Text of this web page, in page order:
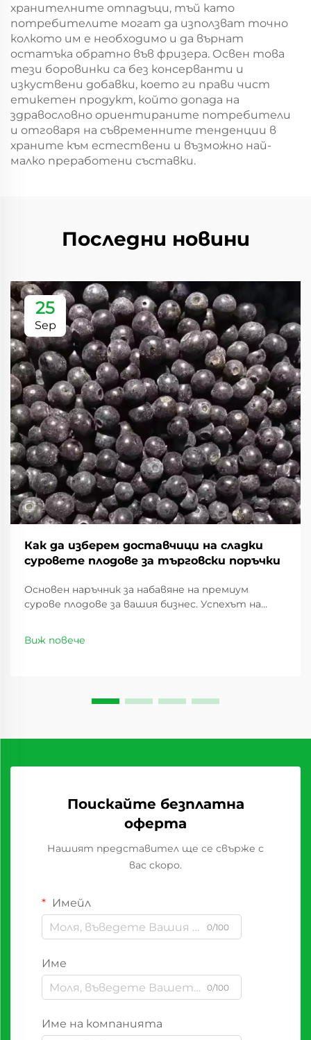
хранителните отпадъци, тъй като
потребителите могат да използват точно
колкото им е необходимо и да върнат
остатъка обратно във фризера. Освен това
тези боровинки са без консерванти и
изкуствени добавки, което ги прави чист
етикетен продукт, който допада на
здравословно ориентираните потребители
и отговаря на съвременните тенденции в
храните към естествени и възможно най-
малко преработени съставки.
Последни новини
25
Sep
Как да изберем доставчици на сладки
суровете плодове за търговски поръчки
Основен наръчник за набавяне на премиум
сурове плодове за вашия бизнес. Успехът на
партньорство с надеждни доставчици на
сурове плодове, които постоянно предлагат
Виж повече
Поискайте безплатна
оферта
Нашият представител ще се свърже с
вас скоро.
Имейл
0/100
Име
0/100
Име на компанията